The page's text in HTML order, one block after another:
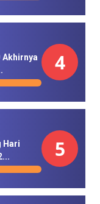
Akhirnya
4
Hari
5